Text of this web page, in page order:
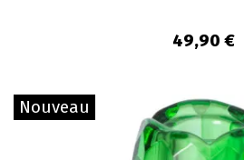
49,90 €
Nouveau